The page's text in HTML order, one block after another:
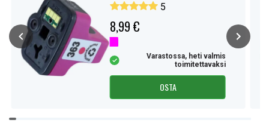
5
8,99 €
Varastossa, heti valmis
toimitettavaksi
OSTA
Item